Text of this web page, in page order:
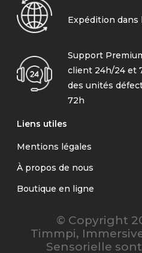
Expédition
Support
client 24h/24 et
des unités
72h
Liens utiles
Mentions légales
À propos de nous
Boutique en ligne
© Copyright
Timmpi,
Sensorielle